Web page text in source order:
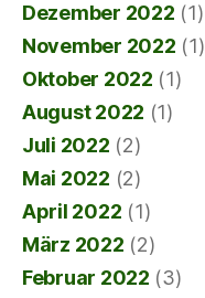
Dezember 2022 (1)
November 2022 (1)
Oktober 2022 (1)
August 2022 (1)
Juli 2022 (2)
Mai 2022 (2)
April 2022 (1)
März 2022 (2)
Februar 2022 (3)